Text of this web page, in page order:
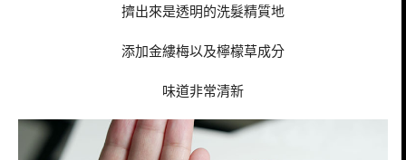
擠出來是透明的洗髮精質地
添加金縷梅以及檸檬草成分
味道非常清新